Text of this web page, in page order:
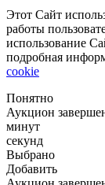
Этот Сайт
работы
использование
подробная
cookie
Понятно
Аукцион
минут
секунд
Выбрано
Добавить